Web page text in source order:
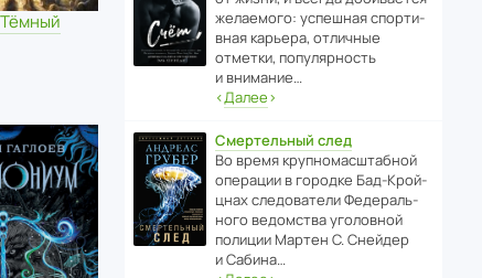
жела­е­мого: успе­шная спор­ти­
вная карьера, отли­чные
отметки, попу­ля­р­ность
и внимание…
‹Далее›
Смертельный след
Во время круп­но­мас­ш­та­бной
операции в городке Бад‑Крой­
цнах следо­ва­тели Феде­раль­
ного ведомства уголо­вной
полиции Мартен С. Снейдер
и Сабина…